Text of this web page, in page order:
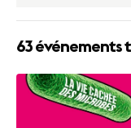
63 événements